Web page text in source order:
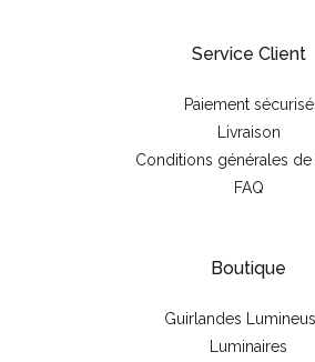
Service Client
Paiement sécurisé
Livraison
Conditions générales de
FAQ
Boutique
Guirlandes
Luminaires